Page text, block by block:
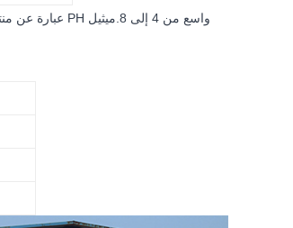
MIT-7.5 عبارة عن منتجات بتركيبة من 2-ميثي -4-إيزوثيازولين -3 وان ، مع العنصر النشط الرئيسي 7.0٪ كحد أدنى. مع نطاق PH واسع من 4 إلى 8.
ميثيل